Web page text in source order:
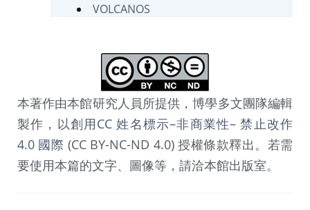
VOLCANOS
本著作由本館研究人員所提供，博學多文團隊編輯
製作，以創用CC 姓名標示–非商業性– 禁止改作
4.0 國際 (CC BY-NC-ND 4.0) 授權條款釋出。若需
要使用本篇的文字、圖像等，請洽本館出版室。